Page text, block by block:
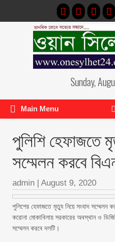
Sunday,
Main Menu
পুলিশি হেফাজতে
সম্মেলন করবে
admin | August 9, 2020
পুলিশের হেফাজতে মৃত্যু নিয়ে সংবাদ সম্মেলন
করোনা মোকাবিলায় সরকারের অবস্থান ও
সম্মেলন করবে দলটি।